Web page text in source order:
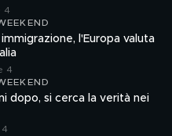
4
l'Europa valuta
4
dopo, si cerca la verità nei